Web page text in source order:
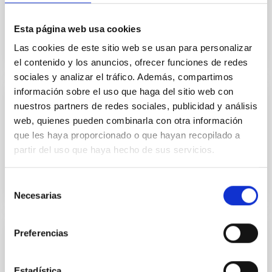
Esta página web usa cookies
Las cookies de este sitio web se usan para personalizar
el contenido y los anuncios, ofrecer funciones de redes
sociales y analizar el tráfico. Además, compartimos
información sobre el uso que haga del sitio web con
nuestros partners de redes sociales, publicidad y análisis
web, quienes pueden combinarla con otra información
que les haya proporcionado o que hayan recopilado a
partir del uso que haya hecho de sus servicios.
Necesarias
Preferencias
GRANT
Grants for predoctoral mobility for short
stays in centres of R&D
Grants for predoctoral mobility for short